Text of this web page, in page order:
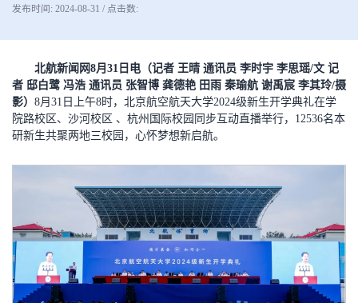
发布时间: 2024-08-31 / 点击数:
北航新闻网8月31日电（记者 王晴 通讯员 李时宇 李思瑶/文 记
者 邸白鹭 冯浩 通讯员 张智博 龚德艳 田雨 秦瑜航 谢禹宸 李其玲/摄
影） 8月31日上午8时，北京航空航天大学2024级新生开学典礼在学
院路校区、沙河校区 、杭州国际校园同步互动直播举行，12536名本
研新生共聚两地三校园，心怀梦想新启航。